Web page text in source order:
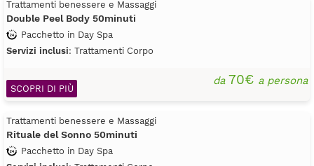
Trattamenti benessere e Massaggi
Double Peel Body 50minuti
Pacchetto in Day Spa
Servizi inclusi: Trattamenti Corpo
da70€ a persona
SCOPRI DI PIÙ
Trattamenti benessere e Massaggi
Rituale del Sonno 50minuti
Pacchetto in Day Spa